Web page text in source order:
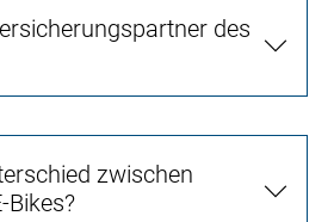
des
zwischen
Bikes?